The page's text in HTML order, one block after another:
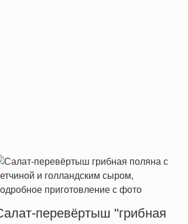
перевёртыш "грибная